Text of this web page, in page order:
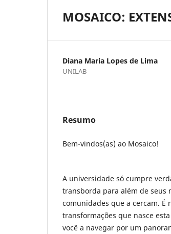
MOSAICO:
Diana Maria Lopes de Lima
UNILAB
Resumo
Bem-vindos(as) ao Mosaico!
A universidade só cumpre
transborda para além de seus
comunidades que a cercam. É
transformações que nasce
você a navegar por um